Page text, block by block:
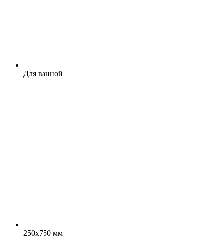
Для ванной
250x750 мм